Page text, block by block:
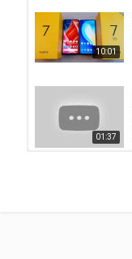
10:01
01:37